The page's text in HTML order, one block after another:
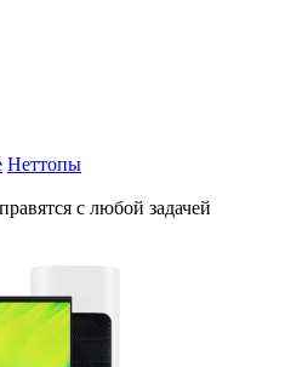
Неттопы
с любой задачей